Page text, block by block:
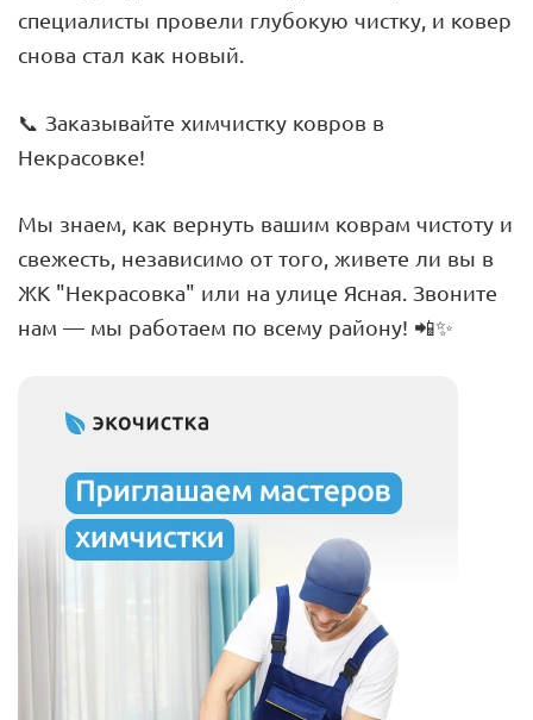
специалисты провели глубокую чистку, и ковер
снова стал как новый.
📞 Заказывайте химчистку ковров в
Некрасовке!
Мы знаем, как вернуть вашим коврам чистоту и
свежесть, независимо от того, живете ли вы в
ЖК "Некрасовка" или на улице Ясная. Звоните
нам — мы работаем по всему району! 📲✨